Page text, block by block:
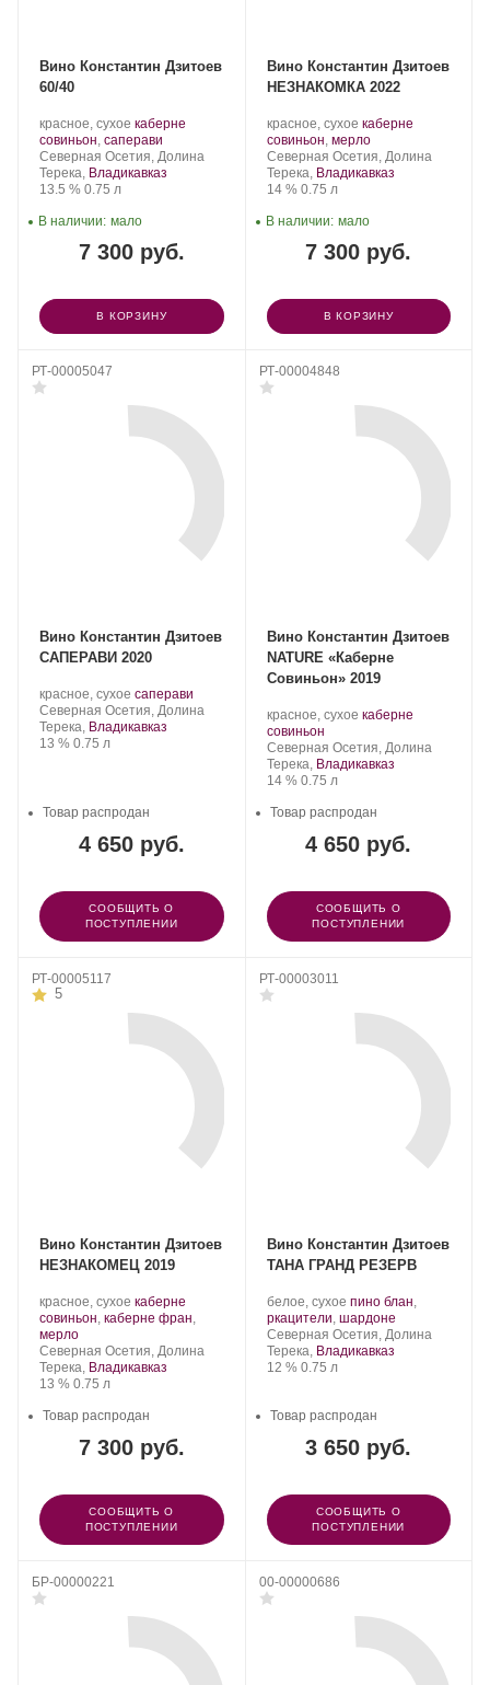
Вино Константин Дзитоев
60/40
Производитель:
Константин
Дзитоев.
красное, сухое .
Сорт
винограда:
каберне
совиньон, саперави
Регион:
Северная Осетия, Долина
Терека, Владикавказ
Крепость
13.5 %. Объем
0.75 л
7 300 руб.
В наличии: мало
В КОРЗИНУ
Вино Константин Дзитоев
НЕЗНАКОМКА 2022
Производитель:
Константин
Дзитоев.
красное, сухое .
Сорт
винограда:
каберне
совиньон, мерло.
Регион:
Северная Осетия, Долина
Терека, Владикавказ
Крепость
14 %. Объем
0.75 л
7 300 руб.
В наличии: мало
В КОРЗИНУ
РТ-00005047
Вино Константин Дзитоев
САПЕРАВИ 2020
Производитель:
Константин
Дзитоев.
красное, сухое .
Сорт
винограда:
саперави
Регион:
Северная Осетия, Долина
Терека, Владикавказ
Крепость
13 %. Объем
0.75 л
4 650 руб.
Товар распродан
СООБЩИТЬ О
ПОСТУПЛЕНИИ
РТ-00004848
Вино Константин Дзитоев
NATURE «Каберне
Совиньон» 2019
Производитель:
Константин
Дзитоев.
красное, сухое .
винограда:
каберне
совиньон.
Регион:
Северная Осетия, Долина
Терека, Владикавказ
Крепость
14 %. Объем
0.75 л
4 650 руб.
Товар распродан
СООБЩИТЬ О
ПОСТУПЛЕНИИ
РТ-00005117
5
Вино Константин Дзитоев
НЕЗНАКОМЕЦ 2019
Производитель:
Константин
Дзитоев.
красное, сухое .
Сорт
каберне
совиньон, каберне фран,
мерло.
Регион:
Северная Осетия, Долина
Терека, Владикавказ
Крепость
13 %. Объем
0.75 л
7 300 руб.
Товар распродан
СООБЩИТЬ О
ПОСТУПЛЕНИИ
РТ-00003011
Вино Константин Дзитоев
ТАНА ГРАНД РЕЗЕРВ
Производитель:
Константин
Дзитоев.
белое, сухое .
Сорт
винограда:
пино блан,
ркацители, шардоне.
Регион:
Северная Осетия, Долина
Терека, Владикавказ
Крепость
12 %. Объем
0.75 л
3 650 руб.
Товар распродан
СООБЩИТЬ О
ПОСТУПЛЕНИИ
БР-00000221 00-00000686